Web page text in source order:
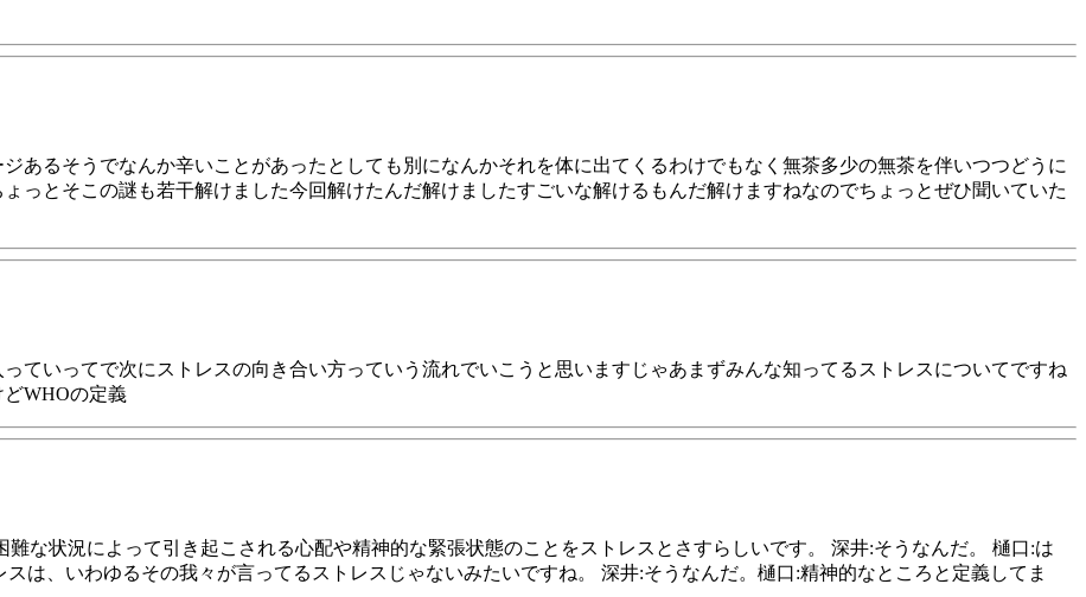
あるそうでなんか辛いことがあったとしても別になんかそれを体に出てくるわけでもなく無茶多少の無茶を伴いつつどうに
っとそこの謎も若干解けました今回解けたんだ解けましたすごいな解けるもんだ解けますねなのでちょっとぜひ聞いていた
ていってで次にストレスの向き合い方っていう流れでいこうと思いますじゃあまずみんな知ってるストレスについてですね
WHOの定義
難な状況によって引き起こされる心配や精神的な緊張状態のことをストレスとさすらしいです。 深井:そうなんだ。 樋口:は
は、いわゆるその我々が言ってるストレスじゃないみたいですね。 深井:そうなんだ。樋口:精神的なところと定義してま